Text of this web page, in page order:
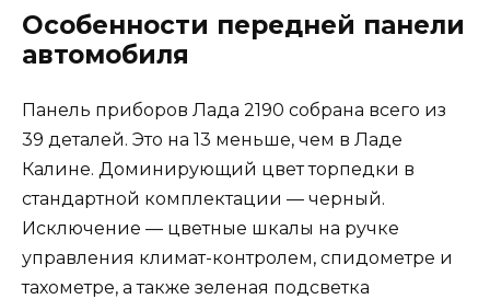
Особенности передней панели
автомобиля
Панель приборов Лада 2190 собрана всего из
39 деталей. Это на 13 меньше, чем в Ладе
Калине. Доминирующий цвет торпедки в
стандартной комплектации — черный.
Исключение — цветные шкалы на ручке
управления климат-контролем, спидометре и
тахометре, а также зеленая подсветка